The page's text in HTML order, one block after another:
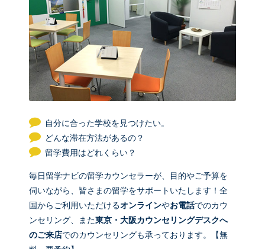
自分に合った学校を見つけたい。
どんな滞在方法があるの？
留学費用はどれくらい？
毎日留学ナビの留学カウンセラーが、目的やご予算を
伺いながら、皆さまの留学をサポートいたします！全
国からご利用いただけるオンラインやお電話でのカウ
ンセリング、また東京・大阪カウンセリングデスクへ
のご来店でのカウンセリングも承っております。【無